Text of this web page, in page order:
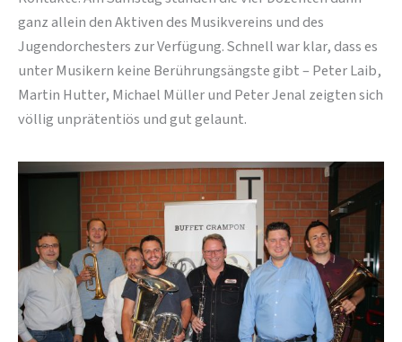
ganz allein den Aktiven des Musikvereins und des
Jugendorchesters zur Verfügung. Schnell war klar, dass es
unter Musikern keine Berührungsängste gibt – Peter Laib,
Martin Hutter, Michael Müller und Peter Jenal zeigten sich
völlig unprätentiös und gut gelaunt.